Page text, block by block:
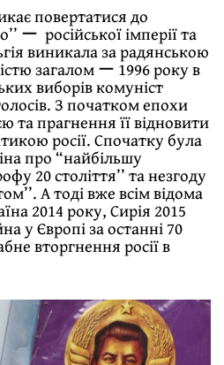
повертатися до
ー російської імперії та
виникала за радянською
загалом ー 1996 року в
виборів комуніст
З початком епохи
та прагнення її відновити
росії. Спочатку була
про “найбільшу
20 століття’’ та незгоду
А тоді вже всім відома
2014 року, Сирія 2015
у Європі за останні 70
вторгнення росії в